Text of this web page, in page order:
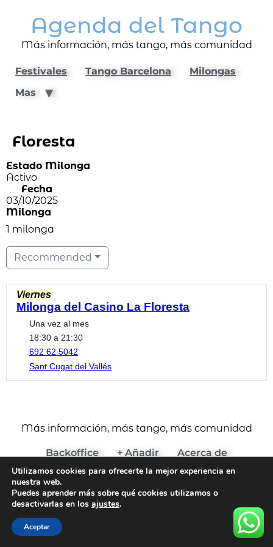
Agenda del Tango
Más información, más tango, más comunidad
Festivales Tango Barcelona
Milongas
Mas
Floresta
Estado Milonga
Activo
Fecha
03/10/2025
Milonga
1 milonga
Recommended
Viernes
Milonga del Casino La Floresta
Una vez al mes
18:30 a 21:30
692 62 5042
Sant Cugat del Vallés
Más información, más tango, más comunidad
Backoffice + Añadir
Acerca de
(c) 2024 Agenda del Tango
Aviso Legal y Términos de Uso
Política de Cookies
Política de Privacidad
Todos los derechos reservados
Utilizamos cookies para ofrecerte la mejor experiencia en
nuestra web.
Puedes aprender más sobre qué cookies utilizamos o
desactivarlas en los ajustes.
Aceptar